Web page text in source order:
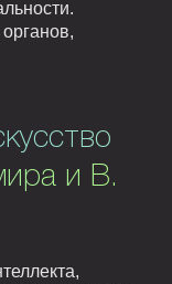
и В.